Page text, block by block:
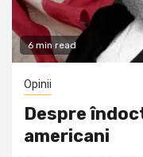
6 min read
Opinii
Despre
americani